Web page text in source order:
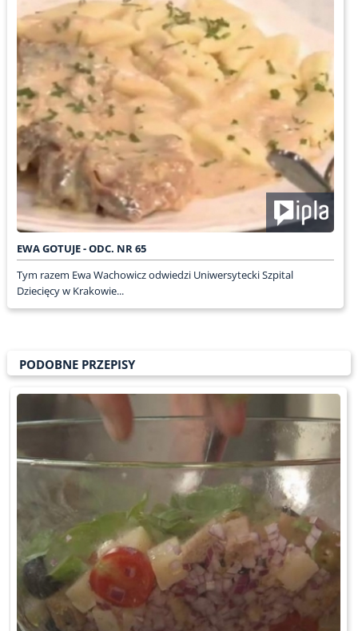
EWA GOTUJE - ODC. NR 65
Tym razem Ewa Wachowicz odwiedzi Uniwersytecki Szpital
Dziecięcy w Krakowie...
PODOBNE PRZEPISY